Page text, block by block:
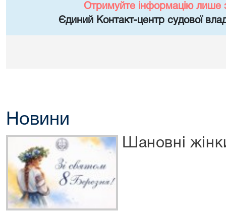
Отримуйте інформацію лише
Єдиний Контакт-центр судової
Новини
Шановні